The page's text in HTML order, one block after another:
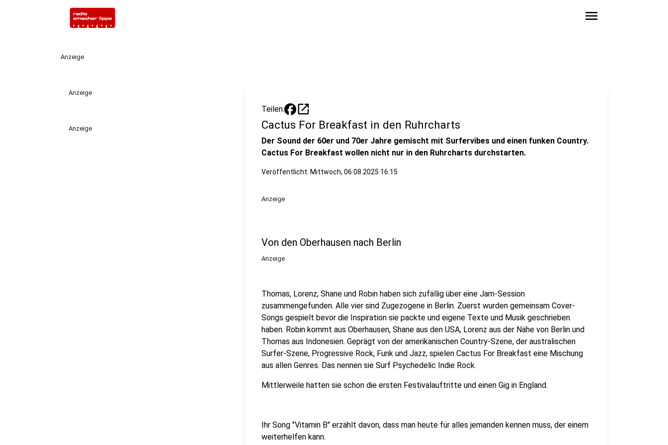
menu
Anzeige
Anzeige
Anzeige
Teilen: open_in_new
Cactus For Breakfast in den Ruhrcharts
Der Sound der 60er und 70er Jahre gemischt mit Surfervibes und einen funken Country.
Cactus For Breakfast wollen nicht nur in den Ruhrcharts durchstarten.
Veröffentlicht: Mittwoch, 06.08.2025 16:15
Anzeige
Von den Oberhausen nach Berlin
Anzeige
Thomas, Lorenz, Shane und Robin haben sich zufällig über eine Jam-Session
zusammengefunden. Alle vier sind Zugezogene in Berlin. Zuerst wurden gemeinsam Cover-
Songs gespielt bevor die Inspiration sie packte und eigene Texte und Musik geschrieben
haben. Robin kommt aus Oberhausen, Shane aus den USA, Lorenz aus der Nähe von Berlin und
Thomas aus Indonesien. Geprägt von der amerikanischen Country-Szene, der australischen
Surfer-Szene, Progressive Rock, Funk und Jazz, spielen Cactus For Breakfast eine Mischung
aus allen Genres. Das nennen sie Surf Psychedelic Indie Rock.
Mittlerweile hatten sie schon die ersten Festivalauftritte und einen Gig in England.
Ihr Song "Vitamin B" erzählt davon, dass man heute für alles jemanden kennen muss, der einem
weiterhelfen kann.